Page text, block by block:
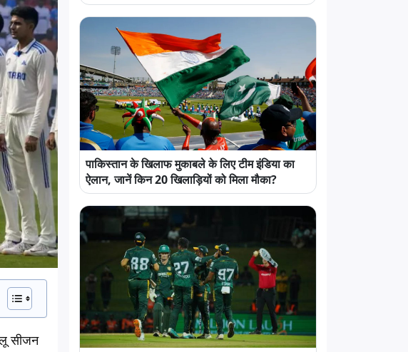
सीजन
पाकिस्तान के खिलाफ मुकाबले के लिए टीम इंडिया का
ऐलान, जानें किन 20 खिलाड़ियों को मिला मौका?